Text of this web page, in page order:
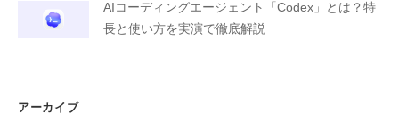
AIコーディングエージェント「Codex」とは？特
長と使い方を実演で徹底解説
アーカイブ